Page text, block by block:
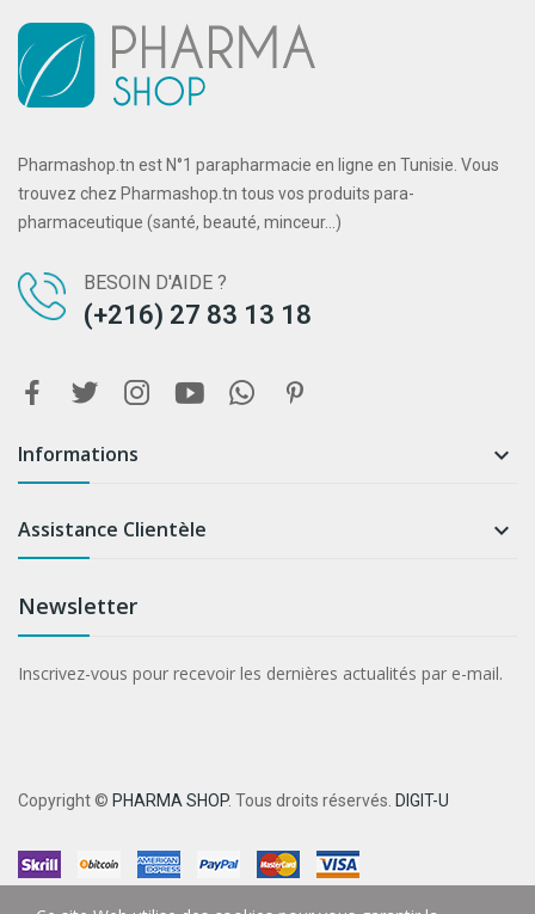
Pharmashop.tn est N°1 parapharmacie en ligne en Tunisie. Vous
trouvez chez Pharmashop.tn tous vos produits para-
pharmaceutique (santé, beauté, minceur...)
BESOIN D'AIDE ?
(+216) 27 83 13 18
Informations 
Assistance Clientèle 
Newsletter
Inscrivez-vous pour recevoir les dernières actualités par e-mail.
Copyright © PHARMA SHOP. Tous droits réservés. DIGIT-U